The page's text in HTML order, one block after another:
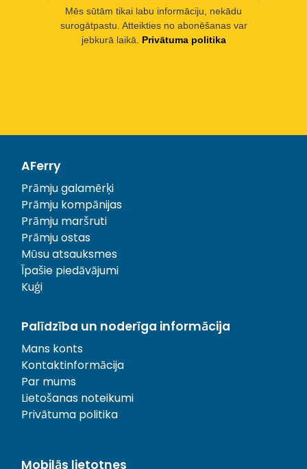
Mēs sūtām tikai labu informāciju, nekādu
surogātpastu. Atteikties no abonēšanas var
jebkurā laikā.
Privātuma politika
AFerry
Prāmju galamērķi
Prāmju kompānijas
Prāmju maršruti
Prāmju ostas
Mūsu atsauksmes
Īpašie piedāvājumi
Kuģi
Palīdzība un noderīga informācija
Mans konts
Kontaktinformācija
Par mums
Lietošanas noteikumi
Privātuma politika
Mobilās lietotnes